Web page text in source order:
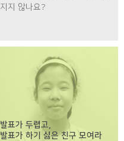
지지 않나요?
발표가 두렵고,
발표가 하기 싫은 친구 모여라